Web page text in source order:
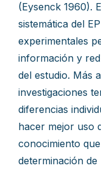
(Eysenck 1960).
sistemática del
experimentales
información y
del estudio. Más
investigaciones
diferencias
hacer mejor uso
conocimiento
determinación